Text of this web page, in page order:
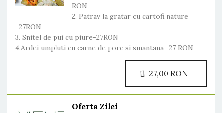
RON
2. Patrav la gratar cu cartofi nature
-27RON
3. Snitel de pui cu piure-27RON
4.Ardei umpluti cu carne de porc si smantana -27 RON
Oferta Zilei